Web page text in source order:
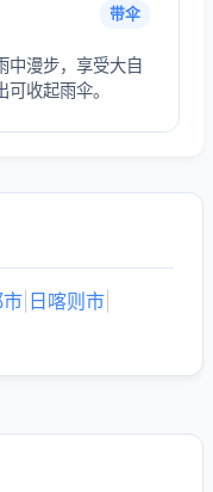
带伞
中漫步，享受大自
收起雨伞。
市 日喀则市